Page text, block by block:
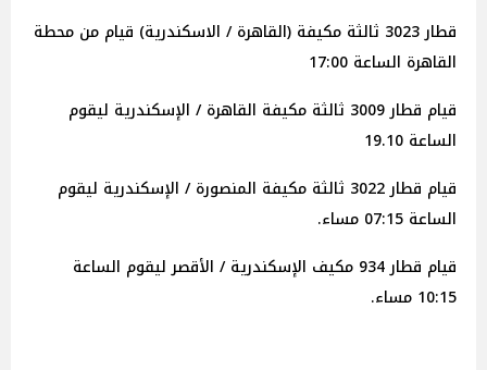
قطار 3023 ثالثة مكيفة (القاهرة / الاسكندرية) قيام من محطة
القاهرة الساعة 17:00
قيام قطار 3009 ثالثة مكيفة القاهرة / الإسكندرية ليقوم
الساعة 19.10
قيام قطار 3022 ثالثة مكيفة المنصورة / الإسكندرية ليقوم
الساعة 07:15 مساء.
قيام قطار 934 مكيف الإسكندرية / الأقصر ليقوم الساعة
10:15 مساء.